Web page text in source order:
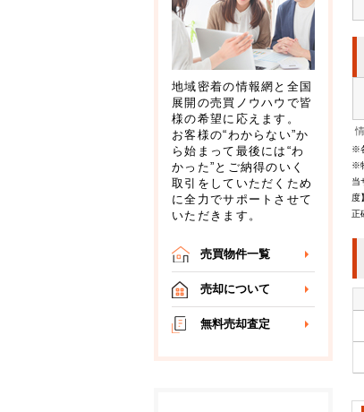
※
※
当
度
正
地域密着の情報網と全国
展開の売買ノウハウで皆
様の希望に応えます。
お客様の“わからない”か
ら始まって最後には“わ
かった”とご納得のいく
取引をしていただくため
に全力でサポートさせて
いただきます。
売買物件一覧
売却について
無料売却査定